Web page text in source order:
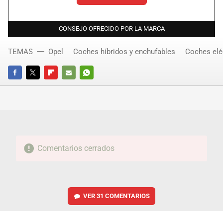
CONSEJO OFRECIDO POR LA MARCA
FACEBOOKTWITTERFLIPBOARD
E-
WHATSAPP
TEMAS Opel Coches híbridos y enchufables Coches
Comentarios cerrados
VER 31 COMENTARIOS